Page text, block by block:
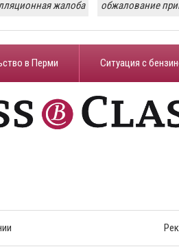
жалоба обжалование
в Перми ​Ситуация с